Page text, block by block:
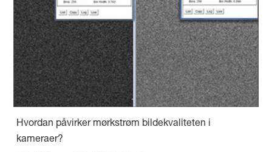
Hvordan påvirker mørkstrøm bildekvaliteten i
kameraer?